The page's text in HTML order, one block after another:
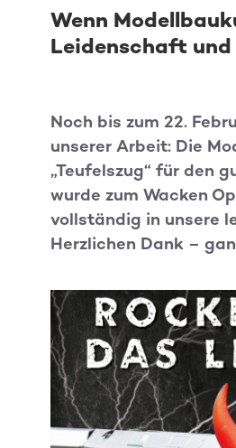
Wenn
Leidenschaft und
Noch bis zum 22.
unserer Arbeit: Die
„Teufelszug“ für den
wurde zum Wacken
vollständig in unsere
Herzlichen Dank –